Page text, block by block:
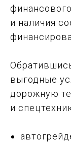
и наличия
выгодные
дорожную
и